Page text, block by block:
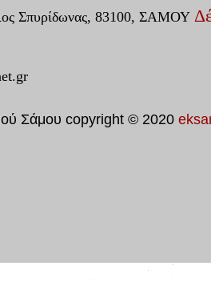
Σπυρίδωνας, 83100, ΣΑΜΟΥ
Σάμου copyright © 2020